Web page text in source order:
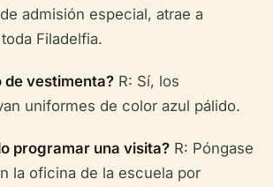
admisión especial, atrae a
Filadelfia.
de vestimenta? R: Sí, los
uniformes de color azul pálido.
programar una visita? R: Póngase
la oficina de la escuela por